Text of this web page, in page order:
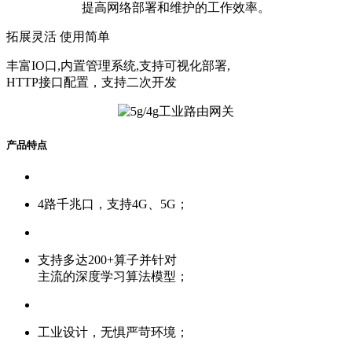
提高网络部署和维护的工作效率。
拓展灵活 使用简单
丰富IO口,内置管理系统,支持可视化部署,
HTTP接口配置，支持二次开发
产品特点
4路千兆口，支持4G、5G；
支持多达200+算子并针对
主流的深度学习算法模型；
工业设计，无惧严苛环境；